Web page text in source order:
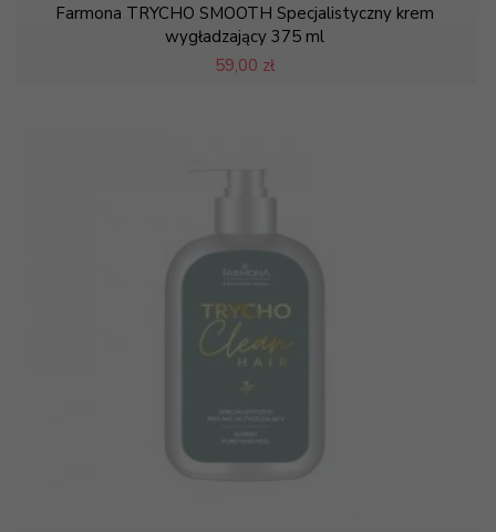
Farmona TRYCHO SMOOTH Specjalistyczny krem
wygładzający 375 ml
59,00 zł